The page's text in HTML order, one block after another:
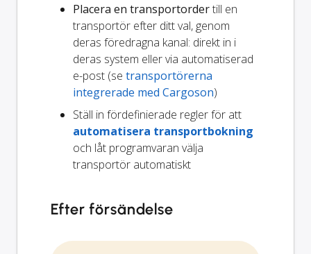
Placera en transportordertill en
transportör efter ditt val, genom
deras föredragna kanal: direkt in i
deras system eller via automatiserad
e-post (se transportörerna
integrerade med Cargoson)
Ställ in fördefinierade regler för att
automatisera transportbokning
och låt programvaran välja
transportör automatiskt
Efter försändelse